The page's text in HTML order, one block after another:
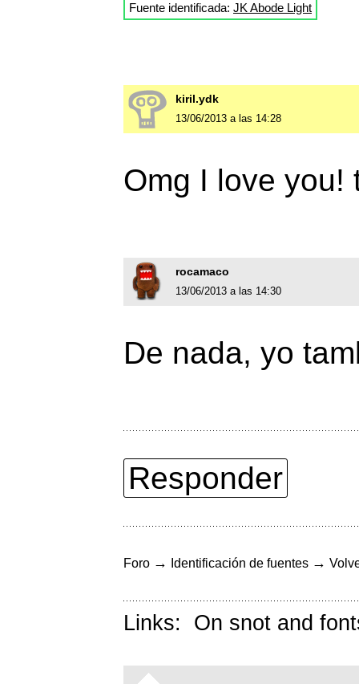
Fuente identificada: JK Abode Light
kiril.ydk
13/06/2013 a las 14:28
Omg I love
rocamaco
13/06/2013 a las 14:30
De nada, yo
Responder
Foro → Identificación de fuentes →
Links: On snot and